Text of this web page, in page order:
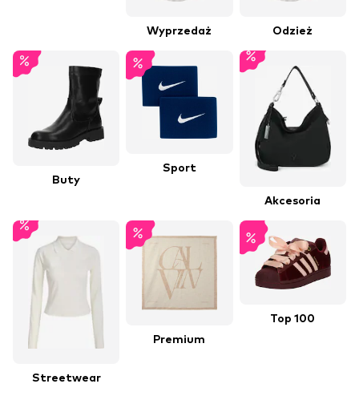
Wyprzedaż Odzież
Buty
Sport
Akcesoria
Streetwear
Premium
Top 100